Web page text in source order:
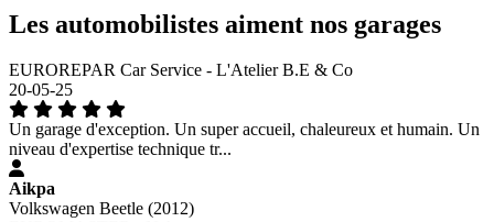
Les automobilistes aiment nos garages
EUROREPAR Car Service - L'Atelier B.E & Co
20-05-25
Un garage d'exception. Un super accueil, chaleureux et humain. Un
niveau d'expertise technique tr...
Aikpa
Volkswagen Beetle (2012)